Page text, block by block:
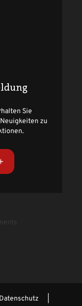
Sie
zu
Datenschutz